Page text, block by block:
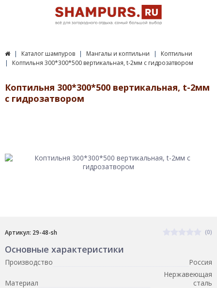
Каталог шампуров Мангалы и коптильни
Коптильни
Коптильня 300*300*500 вертикальная, t-2мм с гидрозатвором
Коптильня 300*300*500 вертикальная, t-2мм
с гидрозатвором
Артикул: 29-48-sh (0)
Основные характеристики
Производство Россия
Материал
Нержавеющая
сталь